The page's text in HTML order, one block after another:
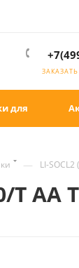
для
— LI-SOCL2
T